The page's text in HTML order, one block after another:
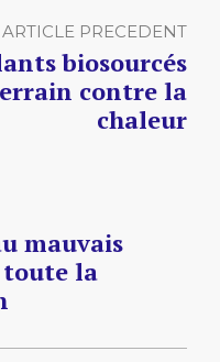
ARTICLE PRECEDENT
biosourcés
contre la
chaleur
mauvais
la